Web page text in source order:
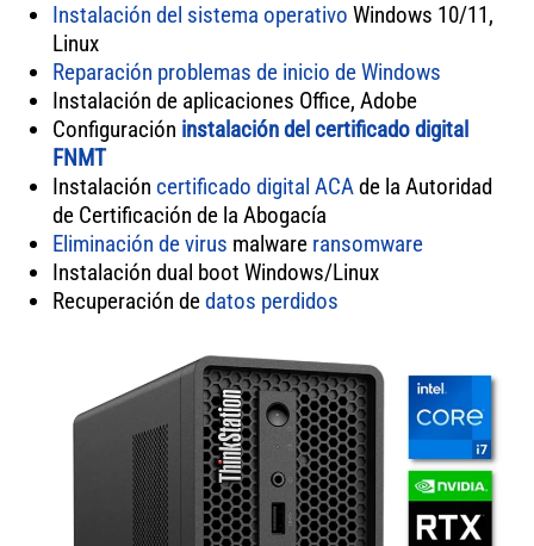
Instalación del sistema operativo Windows 10/11,
Linux
Reparación problemas de inicio de Windows
Instalación de aplicaciones Office, Adobe
Configuración instalación del certificado digital
FNMT
Instalación certificado digital ACAde la Autoridad
de Certificación de la Abogacía
Eliminación de virus malware ransomware
Instalación dual boot Windows/Linux
Recuperación dedatos perdidos